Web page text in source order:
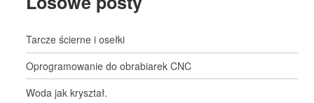
Tarcze ścierne i osełki
Oprogramowanie do obrabiarek CNC
Woda jak kryształ.